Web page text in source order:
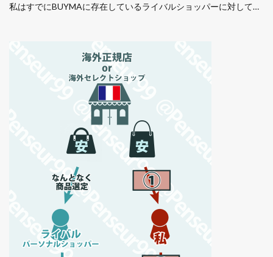
私はすでにBUYMAに存在しているライバルショッパーに対して…